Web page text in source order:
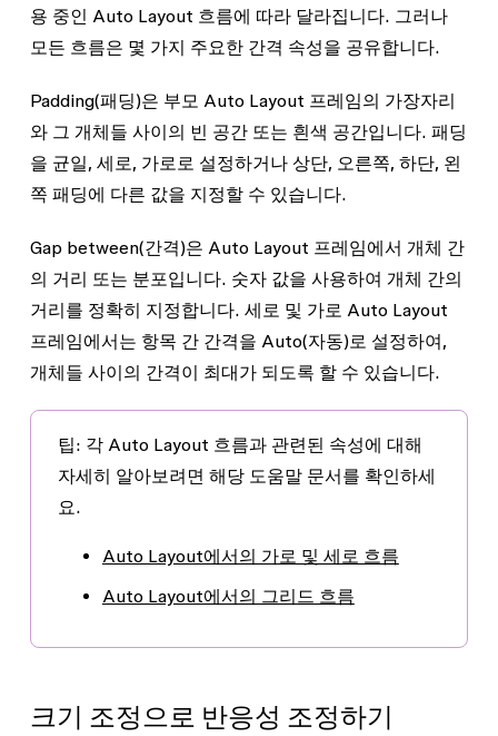
용 중인 Auto Layout 흐름에 따라 달라집니다. 그러나
모든 흐름은 몇 가지 주요한 간격 속성을 공유합니다.
Padding(패딩)은 부모 Auto Layout 프레임의 가장자리
와 그 개체들 사이의 빈 공간 또는 흰색 공간입니다. 패딩
을 균일, 세로, 가로로 설정하거나 상단, 오른쪽, 하단, 왼
쪽 패딩에 다른 값을 지정할 수 있습니다.
Gap between(간격)은 Auto Layout 프레임에서 개체 간
의 거리 또는 분포입니다. 숫자 값을 사용하여 개체 간의
거리를 정확히 지정합니다. 세로 및 가로 Auto Layout
프레임에서는 항목 간 간격을 Auto(자동)로 설정하여,
개체들 사이의 간격이 최대가 되도록 할 수 있습니다.
팁: 각 Auto Layout 흐름과 관련된 속성에 대해
자세히 알아보려면 해당 도움말 문서를 확인하세
요.
Auto Layout에서의 가로 및 세로 흐름
Auto Layout에서의 그리드 흐름
크기 조정으로 반응성 조정하기